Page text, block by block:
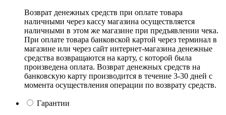
Возврат денежных средств при оплате товара
наличными через кассу магазина осуществляется
наличными в этом же магазине при предъявлении чека.
При оплате товара банковской картой через терминал в
магазине или через сайт интернет-магазина денежные
средства возвращаются на карту, с которой была
произведена оплата. Возврат денежных средств на
банковскую карту производится в течение 3-30 дней с
момента осуществления операции по возврату средств.
Гарантии